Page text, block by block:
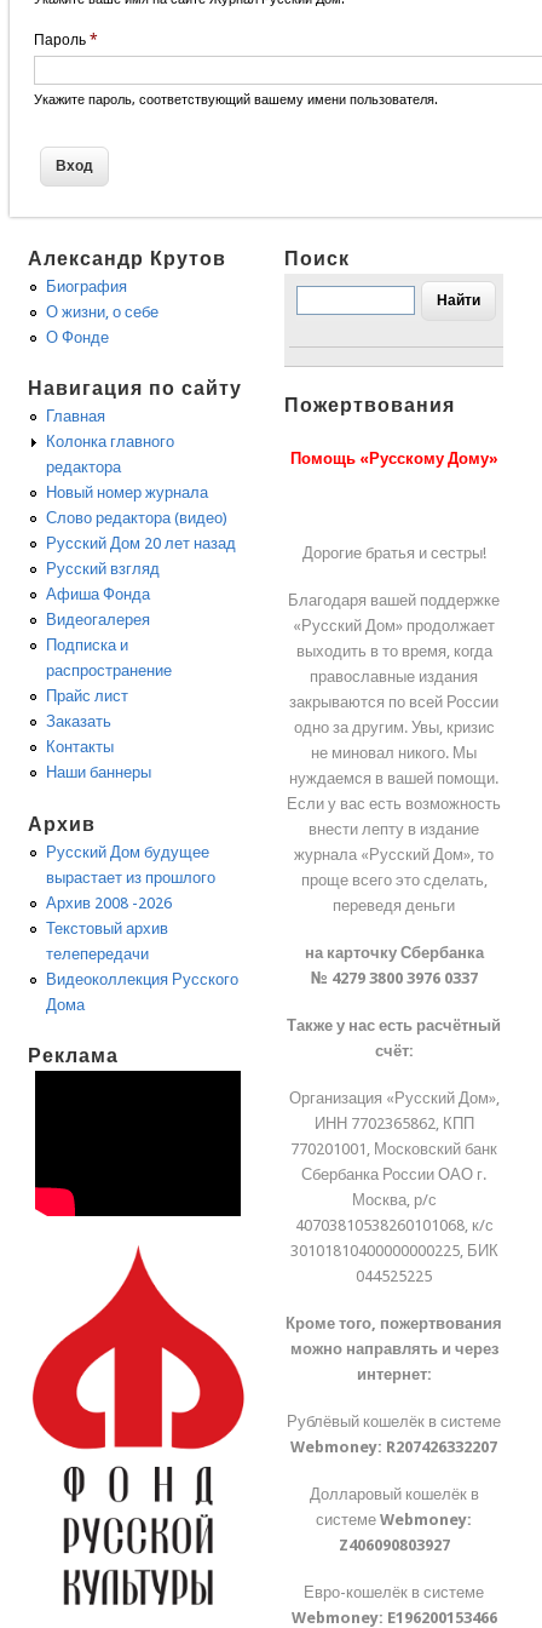
Пароль *
Укажите пароль, соответствующий вашему имени пользователя.
Александр Крутов
Биография
О жизни, о себе
О Фонде
Навигация по сайту
Главная
Колонка главного
редактора
Новый номер журнала
Слово редактора (видео)
Русский Дом 20 лет назад
Русский взгляд
Афиша Фонда
Видеогалерея
Подписка и
распространение
Прайс лист
Заказать
Контакты
Наши баннеры
Архив
Русский Дом будущее
вырастает из прошлого
Архив 2008 -2026
Текстовый архив
телепередачи
Видеоколлекция Русского
Дома
Реклама
Поиск
Пожертвования
Помощь «Русскому Дому»
Дорогие братья и сестры!
Благодаря вашей поддержке
«Русский Дом» продолжает
выходить в то время, когда
православные издания
закрываются по всей России
одно за другим. Увы, кризис
не миновал никого. Мы
нуждаемся в вашей помощи.
Если у вас есть возможность
внести лепту в издание
журнала «Русский Дом», то
проще всего это сделать,
переведя деньги
на карточку Сбербанка
№ 4279 3800 3976 0337
Также у нас есть расчётный
счёт:
Организация «Русский Дом»,
ИНН 7702365862, КПП
770201001, Московский банк
Сбербанка России ОАО г.
Москва, р/с
40703810538260101068, к/с
30101810400000000225, БИК
044525225
Кроме того, пожертвования
можно направлять и через
интернет:
Рублёвый кошелёк в системе
Webmoney: R207426332207
Долларовый кошелёк в
системеWebmoney:
Z406090803927
Евро-кошелёк в системе
Webmoney: E196200153466